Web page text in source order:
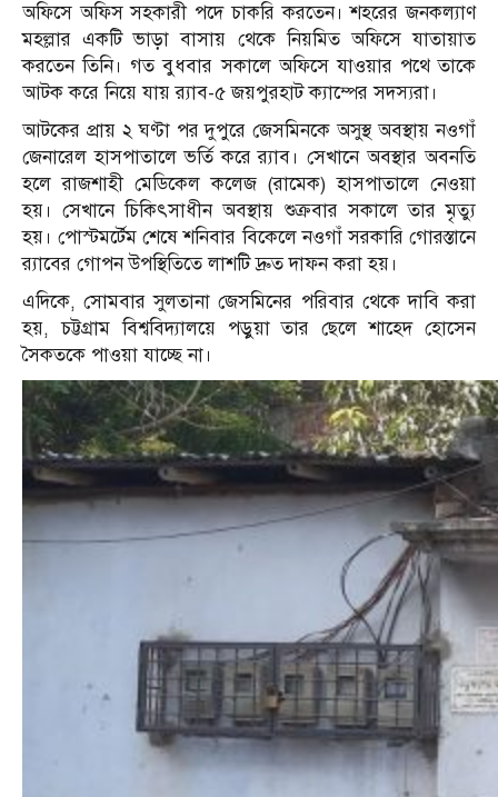
অফিসে অফিস সহকারী পদে চাকরি করতেন। শহরের জনকল্যাণ
মহল্লার একটি ভাড়া বাসায় থেকে নিয়মিত অফিসে যাতায়াত
করতেন তিনি। গত বুধবার সকালে অফিসে যাওয়ার পথে তাকে
আটক করে নিয়ে যায় র‌্যাব-৫ জয়পুরহাট ক্যাম্পের সদস্যরা।
আটকের প্রায় ২ ঘণ্টা পর দুপুরে জেসমিনকে অসুস্থ অবস্থায় নওগাঁ
জেনারেল হাসপাতালে ভর্তি করে র‌্যাব। সেখানে অবস্থার অবনতি
হলে রাজশাহী মেডিকেল কলেজ (রামেক) হাসপাতালে নেওয়া
হয়। সেখানে চিকিৎসাধীন অবস্থায় শুক্রবার সকালে তার মৃত্যু
হয়। পোস্টমর্টেম শেষে শনিবার বিকেলে নওগাঁ সরকারি গোরস্তানে
র‌্যাবের গোপন উপস্থিতিতে লাশটি দ্রুত দাফন করা হয়।
এদিকে, সোমবার সুলতানা জেসমিনের পরিবার থেকে দাবি করা
হয়, চট্টগ্রাম বিশ্ববিদ্যালয়ে পড়ুয়া তার ছেলে শাহেদ হোসেন
সৈকতকে পাওয়া যাচ্ছে না।